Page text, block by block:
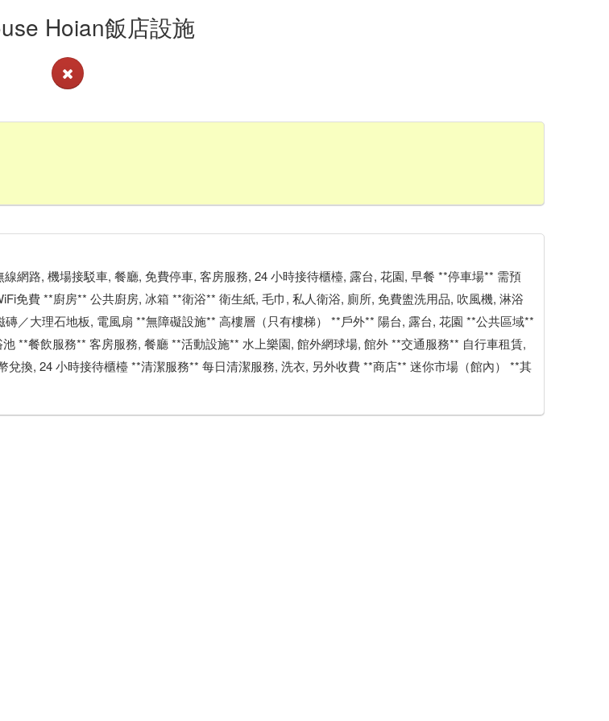
Hoian飯店設施
網路, 機場接駁車, 餐廳, 免費停車, 客房服務, 24 小時接待櫃檯, 露台, 花園, 早餐 **停車場** 需預
免費 **廚房** 公共廚房, 冰箱 **衛浴** 衛生紙, 毛巾, 私人衛浴, 廁所, 免費盥洗用品, 吹風機, 淋浴
／大理石地板, 電風扇 **無障礙設施** 高樓層（只有樓梯） **戶外** 陽台, 露台, 花園 **公共區域**
**餐飲服務** 客房服務, 餐廳 **活動設施** 水上樂園, 館外網球場, 館外 **交通服務** 自行車租賃,
換, 24 小時接待櫃檯 **清潔服務** 每日清潔服務, 洗衣, 另外收費 **商店** 迷你市場（館內） **其